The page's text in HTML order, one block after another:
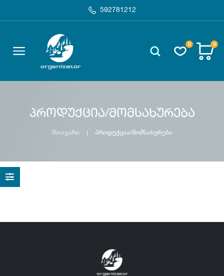
592781212
0 0
პროდუქცია/მომსახურება
მთავარი პროდუქცია/მომსახურება